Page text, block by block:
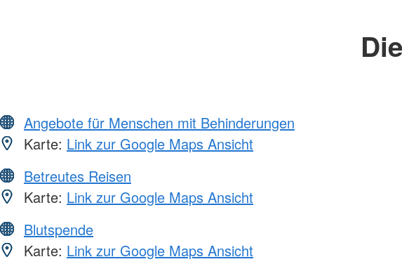
Angebote für Menschen mit Behinderungen
Karte: Link zur Google Maps Ansicht
Betreutes Reisen
Karte: Link zur Google Maps Ansicht
Blutspende
Karte: Link zur Google Maps Ansicht